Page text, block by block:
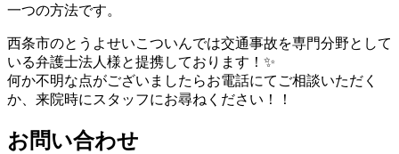
一つの方法です。
西条市のとうよせいこついんでは交通事故を専門分野として
いる弁護士法人様と提携しております！✨
何か不明な点がございましたらお電話にてご相談いただく
か、来院時にスタッフにお尋ねください！！
お問い合わせ